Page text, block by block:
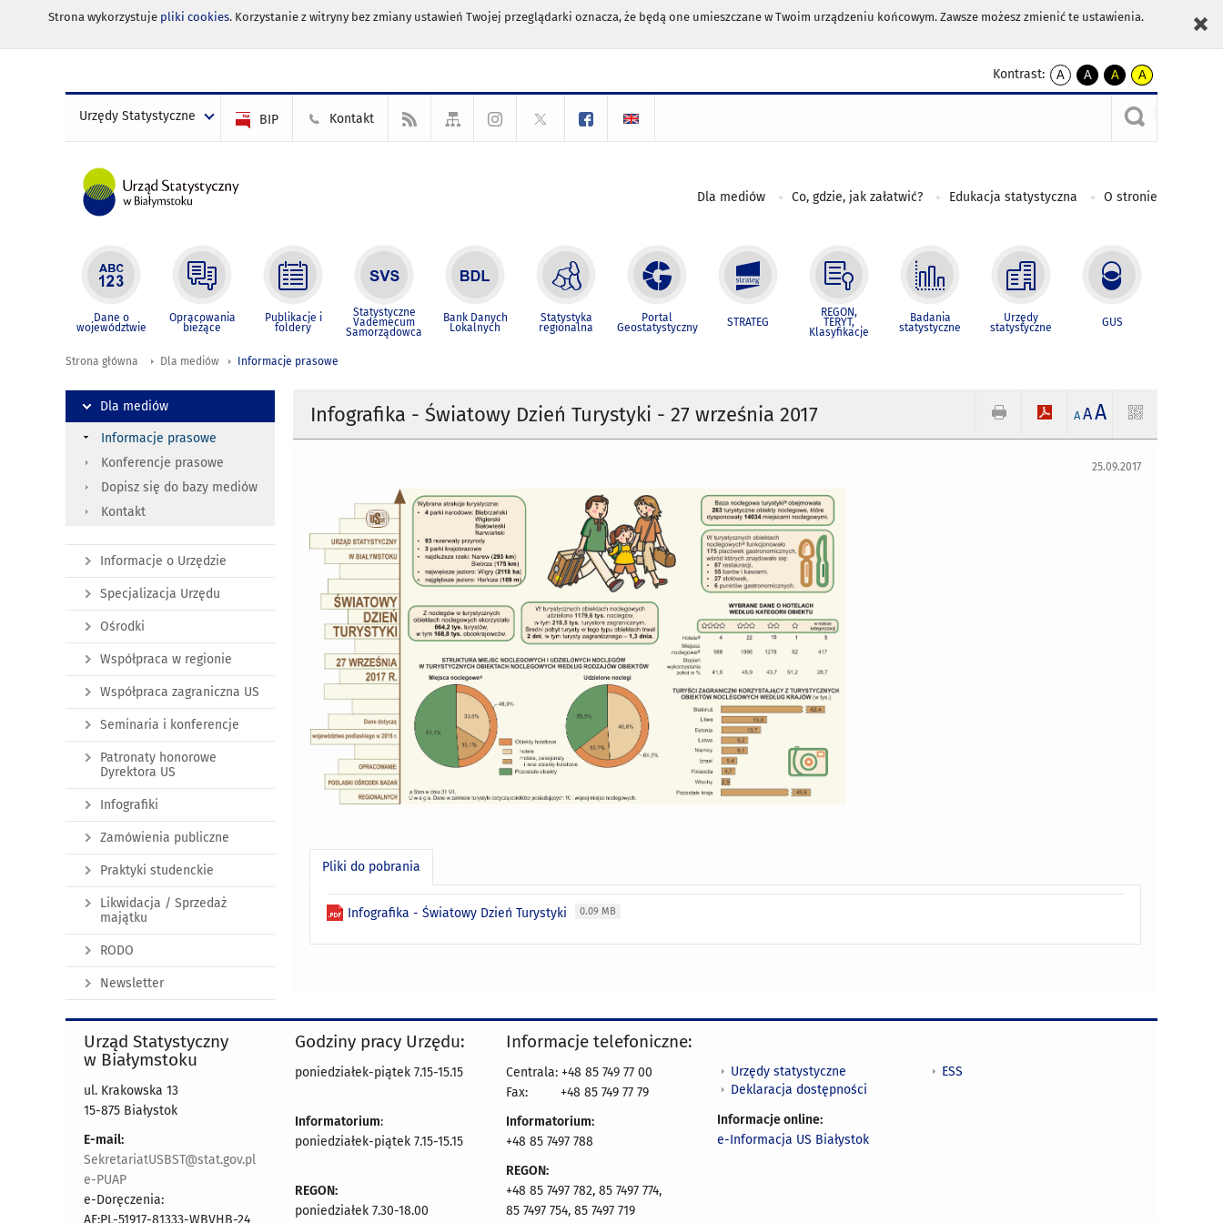
Strona wykorzystuje pliki cookies. Korzystanie z witryny bez zmiany ustawień Twojej przeglądarki oznacza, że będą one umieszczane w Twoim urządzeniu końcowym. Zawsze możesz zmienić te ustawienia.
Kontrast:
A
kontrast
A
kontrast
czarnym
A
kontrast
żółty
tekst
czarnym
A
kontrast
czarny
tekst
żółtym
Urzędy Statystyczne BIP Kontakt
Dla mediów Co, gdzie, jak załatwić? Edukacja statystyczna O stronie
Dane o
województwie
Opracowania
bieżące
Publikacje i
foldery
Statystyczne
Vademecum
Samorządowca
Bank Danych
Lokalnych
Statystyka
regionalna
Portal
Geostatystyczny STRATEG
REGON,
TERYT,
Klasyfikacje
Badania
statystyczne
Urzędy
statystyczne GUS
Strona główna Dla mediów Informacje prasowe
Infografika - Światowy Dzień Turystyki - 27 września 2017 A AA
25.09.2017
Pliki do pobrania
Infografika - Światowy Dzień Turystyki 0.09 MB
Dla mediów
Informacje prasowe
Konferencje prasowe
Dopisz się do bazy mediów
Kontakt
Informacje o Urzędzie
Specjalizacja Urzędu
Ośrodki
Współpraca w regionie
Współpraca zagraniczna US
Seminaria i konferencje
Patronaty honorowe
Dyrektora US
Infografiki
Zamówienia publiczne
Praktyki studenckie
Likwidacja / Sprzedaż
majątku
RODO
Newsletter
Urząd Statystyczny
w Białymstoku
ul. Krakowska 13
15-875 Białystok
E-mail:
SekretariatUSBST@stat.gov.pl
e-PUAP
e-Doręczenia:
AE:PL-51917-81333-WBVHB-24
Godziny pracy Urzędu:
poniedziałek-piątek 7.15-15.15
Informatorium:
poniedziałek-piątek 7.15-15.15
REGON:
poniedziałek 7.30-18.00
Informacje telefoniczne:
Centrala: +48 85 749 77 00
Fax:
+48 85 749 77 79
Informatorium:
+48 85 7497 788
REGON:
+48 85 7497 782, 85 7497 774,
85 7497 754, 85 7497 719
Urzędy statystyczne
Deklaracja dostępności
Informacje online:
e-Informacja US Białystok
ESS